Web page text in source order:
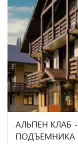
АЛЬПЕН КЛАБ
ПОДЪЕМНИКА